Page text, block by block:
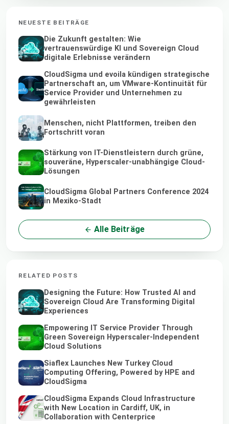
NEUESTE BEITRÄGE
Die Zukunft gestalten: Wie
vertrauenswürdige KI und Sovereign Cloud
digitale Erlebnisse verändern
CloudSigma und evoila kündigen strategische
Partnerschaft an, um VMware-Kontinuität für
Service Provider und Unternehmen zu
gewährleisten
Menschen, nicht Plattformen, treiben den
Fortschritt voran
Stärkung von IT-Dienstleistern durch grüne,
souveräne, Hyperscaler-unabhängige Cloud-
Lösungen
CloudSigma Global Partners Conference 2024
in Mexiko-Stadt
Alle Beiträge
RELATED POSTS
Designing the Future: How Trusted AI and
Sovereign Cloud Are Transforming Digital
Experiences
Empowering IT Service Provider Through
Green Sovereign Hyperscaler-Independent
Cloud Solutions
Siaflex Launches New Turkey Cloud
Computing Offering, Powered by HPE and
CloudSigma
CloudSigma Expands Cloud Infrastructure
with New Location in Cardiff, UK, in
Collaboration with Centerprice